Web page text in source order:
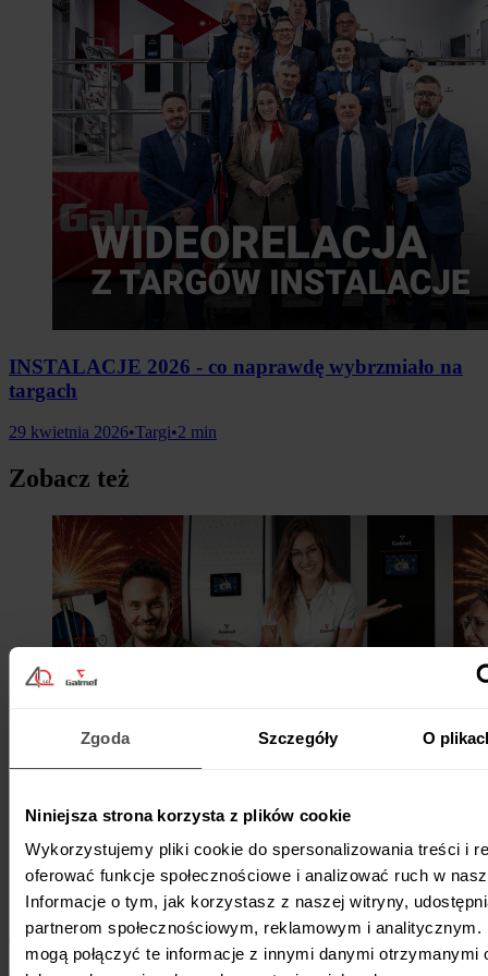
Zgoda Szczegóły O
Niniejsza strona korzysta z plików cookie
Wykorzystujemy pliki cookie do spersonalizowania treści i
oferować funkcje społecznościowe i analizować ruch w
Informacje o tym, jak korzystasz z naszej witryny,
partnerom społecznościowym, reklamowym i analitycznym.
mogą połączyć te informacje z innymi danymi otrzymanymi
INSTALACJE 2026 - co naprawdę wybrzmiało na
targach
29 kwietnia 2026•Targi•2 min
Zobacz też
Dwa lata „Czwartków” Galmet